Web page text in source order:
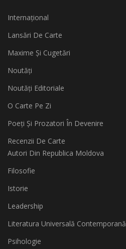
Internațional
Lansări De Carte
Maxime Și Cugetări
Noutăți
Noutăți Editoriale
O Carte Pe Zi
Poeți Și Prozatori În Devenire
Recenzii De Carte
Autori Din Republica Moldova
Filosofie
Istorie
Leadership
Literatura Universală Contemporană
Psihologie